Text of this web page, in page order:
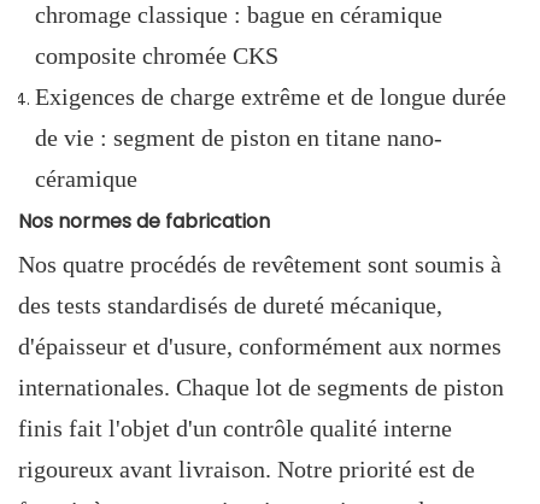
chromage classique : bague en céramique
composite chromée CKS
Exigences de charge extrême et de longue durée
de vie : segment de piston en titane nano-
céramique
Nos normes de fabrication
Nos quatre procédés de revêtement sont soumis à
des tests standardisés de dureté mécanique,
d'épaisseur et d'usure, conformément aux normes
internationales. Chaque lot de segments de piston
finis fait l'objet d'un contrôle qualité interne
rigoureux avant livraison. Notre priorité est de